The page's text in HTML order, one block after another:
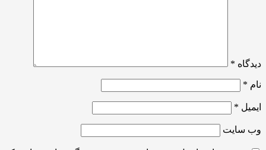
دیدگاه *
نام *
ایمیل *
وب‌ سایت